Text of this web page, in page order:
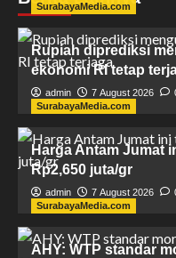
SurabayaMedia.com
Rupiah diprediksi
ekonomi RI tetap
admin 7 August 2026
SurabayaMedia.com
Harga Antam Jumat
Rp2,650 juta/gr
admin 7 August 2026
SurabayaMedia.com
AHY: WTP standar